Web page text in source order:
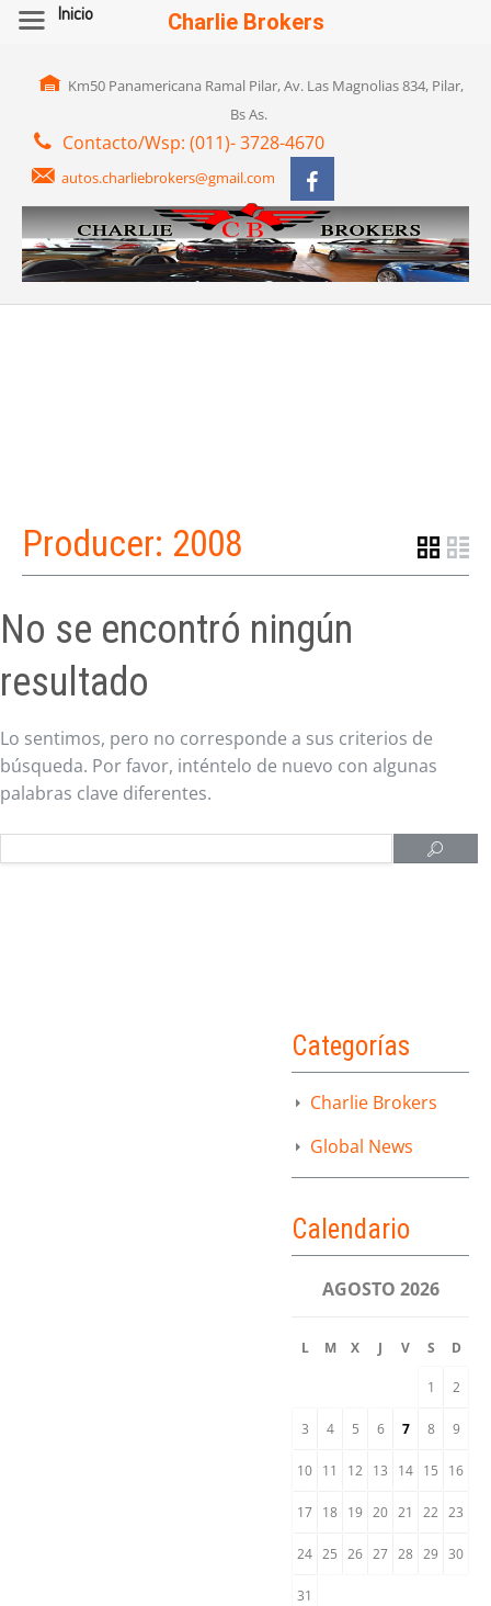
Km50 Panamericana Ramal Pilar, Av. Las Magnolias 834, Pilar,
Bs As.
Contacto/Wsp: (011)- 3728-4670
autos.charliebrokers@gmail.com
Producer: 2008
No se encontró ningún
resultado
Lo sentimos, pero no corresponde a sus criterios de
búsqueda. Por favor, inténtelo de nuevo con algunas
palabras clave diferentes.
Categorías
Charlie Brokers
Global News
Calendario
AGOSTO 2026
L M X J V S D
1 2
3 4 5 6 7 8 9
10 11 12 13 14 15 16
17 18 19 20 21 22 23
24 25 26 27 28 29 30
31
Inicio Charlie Brokers